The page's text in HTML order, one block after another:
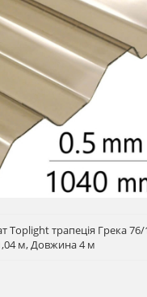
Toplight трапеція Грека 76/
м, Довжина 4 м